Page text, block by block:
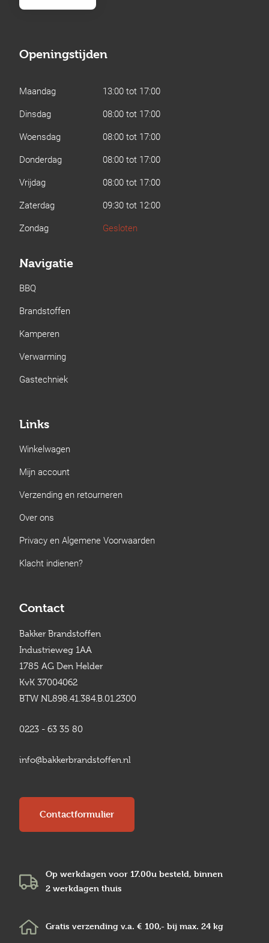
Openingstijden
Maandag
13:00 tot 17:00
Dinsdag
08:00 tot 17:00
Woensdag
08:00 tot 17:00
Donderdag
08:00 tot 17:00
Vrijdag
08:00 tot 17:00
Zaterdag
09:30 tot 12:00
Zondag
Gesloten
Navigatie
BBQ
Brandstoffen
Kamperen
Verwarming
Gastechniek
Links
Winkelwagen
Mijn account
Verzending en retourneren
Over ons
Privacy en Algemene Voorwaarden
Klacht indienen?
Contact
Bakker Brandstoffen
Industrieweg 1AA
1785 AG Den Helder
KvK 37004062
BTW NL898.41.384.B.01.2300
0223 - 63 35 80
info@bakkerbrandstoffen.nl
Contactformulier
Op werkdagen voor 17.00u besteld, binnen
2 werkdagen thuis
Gratis verzending v.a. € 100,- bij max. 24 kg